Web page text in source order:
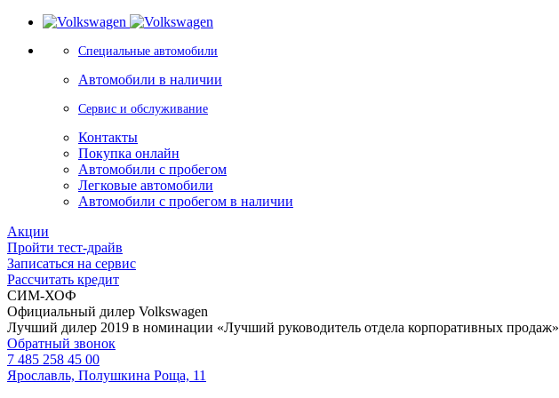
Специальные автомобили
Автомобили в наличии
Сервис и обслуживание
Контакты
Покупка онлайн
Автомобили с пробегом
Легковые автомобили
Автомобили с пробегом в наличии
Акции
Пройти тест-драйв
Записаться на сервис
Рассчитать кредит
СИМ-ХОФ
Официальный дилер Volkswagen
Лучший дилер 2019 в номинации «Лучший руководитель отдела корпоративных продаж»
Обратный звонок
7 485 258 45 00
Ярославль, Полушкина Роща, 11